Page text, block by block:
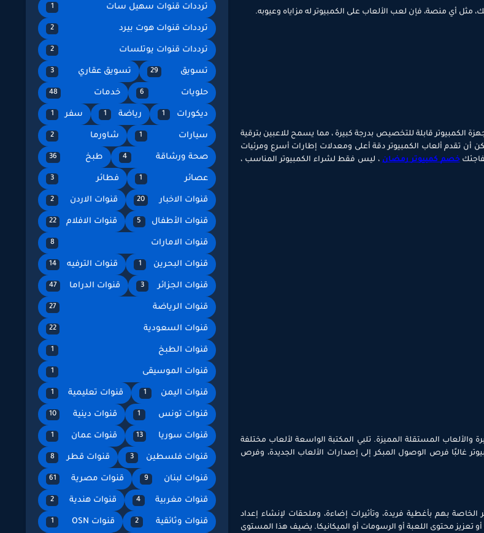
أي منصة، فإن لعب الألعاب على الكمبيوتر له مزاياه وعيوبه.
الكمبيوتر قابلة للتخصيص بدرجة كبيرة ، مما يسمح للاعبين بترقية
أن تقدم ألعاب الكمبيوتر دقة أعلى ومعدلات إطارات أسرع ومرئيات
خصم كمبيوتر رمضان ، ليس فقط لشراء الكمبيوتر المناسب ،
والألعاب المستقلة المميزة. تلبي المكتبة الواسعة لألعاب مختلفة
غالبًا فرص الوصول المبكر إلى إصدارات الألعاب الجديدة، وفرص
بهم بأغطية فريدة، وتأثيرات إضاءة، وملحقات لإنشاء إعداد
تعزيز محتوى اللعبة أو الرسومات أو الميكانيكا. يضيف هذا المستوى
ترددات قنوات سهيل سات 1
ترددات قنوات هوت بيرد 2
ترددات قنوات يوتلسات 2
تسويق 29 تسويق عقاري 3
حلويات 6 خدمات 48
ديكورات 1 رياضة 1 سفر 1
سيارات 1 شاورما 2
صحة ورشاقة 4 طبخ 36
عصائر 1 فطائر 3
قنوات الاخبار 20 قنوات الاردن 2
قنوات الأطفال 5 قنوات الافلام 22
قنوات الامارات 8
قنوات البحرين 1 قنوات الترفيه 14
قنوات الجزائر 3 قنوات الدراما 47
قنوات الرياضة 27
قنوات السعودية 22
قنوات الطبخ 1
قنوات الموسيقى 1
قنوات اليمن 1 قنوات تعليمية 1
قنوات تونس 1 قنوات دينية 10
قنوات سوريا 13 قنوات عمان 1
قنوات فلسطين 3 قنوات قطر 8
قنوات لبنان 9 قنوات مصرية 61
قنوات مغربية 4 قنوات هندية 2
قنوات وثائقية 2 قنوات OSN 1